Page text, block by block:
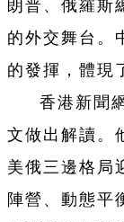
朗普、俄羅斯
的外交舞台。
的發揮，體現
香港新聞
文做出解讀。
美俄三邊格局
陣營、動態平